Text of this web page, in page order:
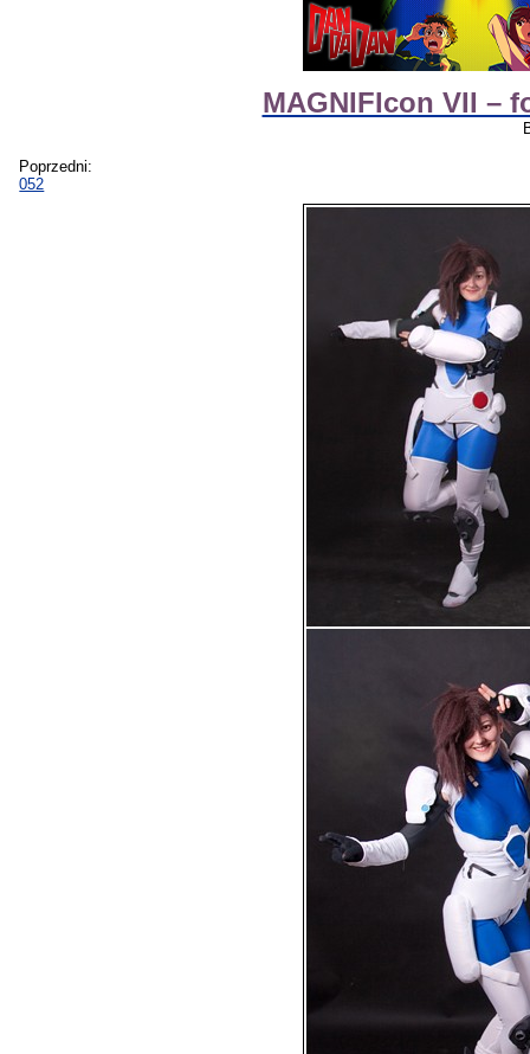
MAGNIFIcon VII –
Poprzedni:
052